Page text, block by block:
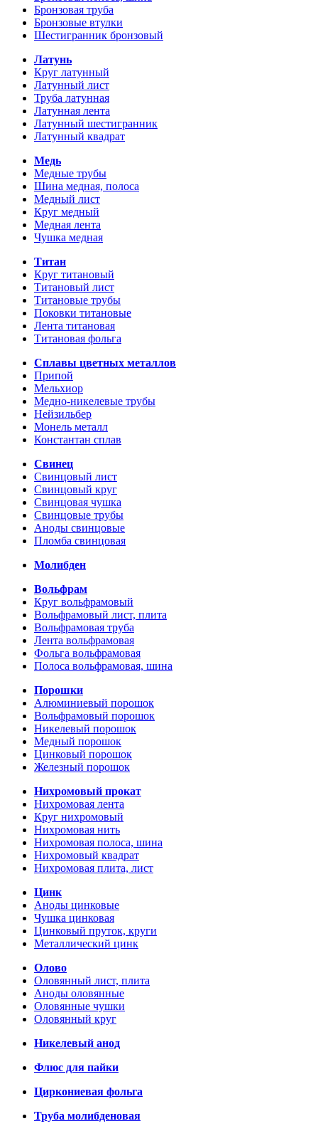
Бронзовая труба
Бронзовые втулки
Шестигранник бронзовый
Латунь
Круг латунный
Латунный лист
Труба латунная
Латунная лента
Латунный шестигранник
Латунный квадрат
Медь
Медные трубы
Шина медная, полоса
Медный лист
Круг медный
Медная лента
Чушка медная
Титан
Круг титановый
Титановый лист
Титановые трубы
Поковки титановые
Лента титановая
Титановая фольга
Сплавы цветных металлов
Припой
Мельхиор
Медно-никелевые трубы
Нейзильбер
Монель металл
Константан сплав
Свинец
Свинцовый лист
Свинцовый круг
Свинцовая чушка
Свинцовые трубы
Аноды свинцовые
Пломба свинцовая
Молибден
Вольфрам
Круг вольфрамовый
Вольфрамовый лист, плита
Вольфрамовая труба
Лента вольфрамовая
Фольга вольфрамовая
Полоса вольфрамовая, шина
Порошки
Алюминиевый порошок
Вольфрамовый порошок
Никелевый порошок
Медный порошок
Цинковый порошок
Железный порошок
Нихромовый прокат
Нихромовая лента
Круг нихромовый
Нихромовая нить
Нихромовая полоса, шина
Нихромовый квадрат
Нихромовая плита, лист
Цинк
Аноды цинковые
Чушка цинковая
Цинковый пруток, круги
Металлический цинк
Олово
Оловянный лист, плита
Аноды оловянные
Оловянные чушки
Оловянный круг
Никелевый анод
Флюс для пайки
Циркониевая фольга
Труба молибденовая